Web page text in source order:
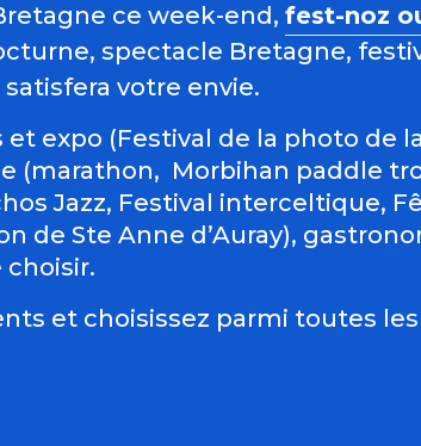
ce week-end, fest-noz
spectacle Bretagne,
votre envie.
et expo (Festival de la photo de
(marathon, Morbihan paddle
Jazz, Festival interceltique,
de Ste Anne d’Auray),
choisir.
et choisissez parmi toutes